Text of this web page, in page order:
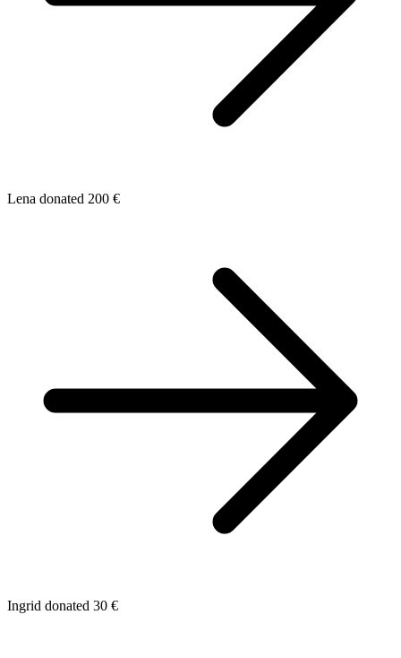
Lena donated 200 €
Ingrid donated 30 €